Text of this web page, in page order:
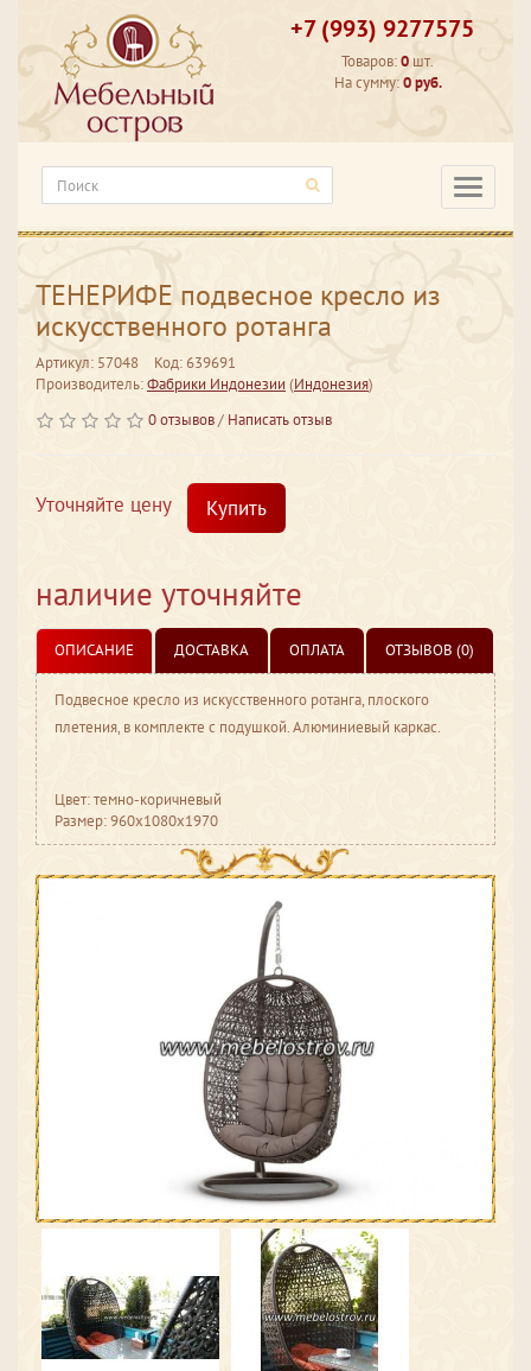
+7 (993) 9277575
Товаров:0 шт.
На сумму:0 руб.
ТЕНЕРИФЕ подвесное кресло из
искусственного ротанга
Артикул: 57048
Код: 639691
Производитель:Фабрики Индонезии(Индонезия)
0 отзывов/ Написать отзыв
Уточняйте цену Купить
наличие уточняйте
ОПИСАНИЕ ДОСТАВКА ОПЛАТА ОТЗЫВОВ (0)
Подвесное кресло из искусственного ротанга, плоского
плетения, в комплекте с подушкой. Алюминиевый каркас.
Цвет: темно-коричневый
Размер: 960x1080x1970